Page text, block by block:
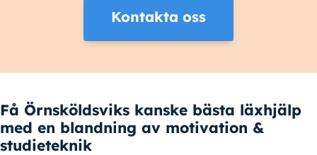
Kontakta oss
Få Örnsköldsviks kanske bästa läxhjälp
med en blandning av motivation &
studieteknik